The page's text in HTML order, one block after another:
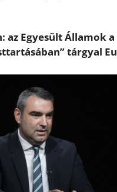
az Egyesült Államok a
tárgyal